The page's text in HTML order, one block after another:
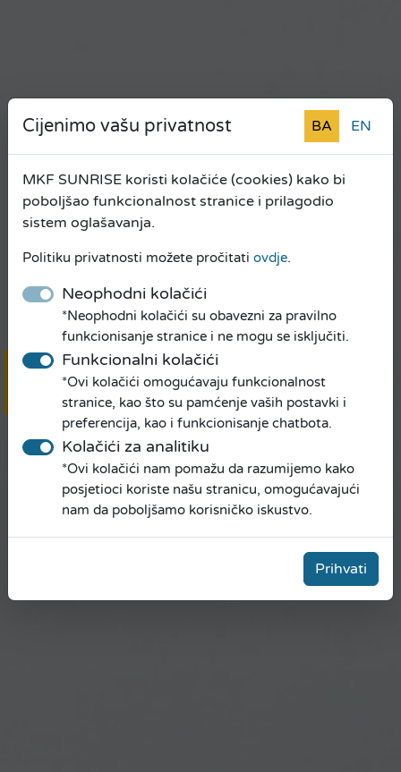
Cijenimo vašu privatnost BA EN
MKF SUNRISE koristi kolačiće (cookies) kako bi
poboljšao funkcionalnost stranice i prilagodio
sistem oglašavanja.
Politiku privatnosti možete pročitati ovdje.
Neophodni kolačići
*Neophodni kolačići su obavezni za pravilno
funkcionisanje stranice i ne mogu se isključiti.
Funkcionalni kolačići
*Ovi kolačići omogućavaju funkcionalnost
stranice, kao što su pamćenje vaših postavki i
preferencija, kao i funkcionisanje chatbota.
Kolačići za analitiku
*Ovi kolačići nam pomažu da razumijemo kako
posjetioci koriste našu stranicu, omogućavajući
nam da poboljšamo korisničko iskustvo.
Prihvati